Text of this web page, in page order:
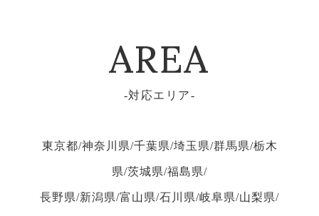
AREA
対応エリア
東京都/神奈川県/千葉県/埼玉県/群馬県/栃木
県/茨城県/福島県/
長野県/新潟県/富山県/石川県/岐阜県/山梨県/